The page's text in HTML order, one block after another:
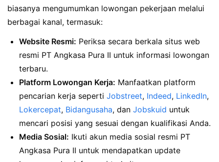
biasanya mengumumkan lowongan pekerjaan melalui
berbagai kanal, termasuk:
Website Resmi: Periksa secara berkala situs web
resmi PT Angkasa Pura II untuk informasi lowongan
terbaru.
Platform Lowongan Kerja: Manfaatkan platform
pencarian kerja seperti Jobstreet, Indeed, LinkedIn,
Lokercepat, Bidangusaha, dan Jobskuid untuk
mencari posisi yang sesuai dengan kualifikasi Anda.
Media Sosial: Ikuti akun media sosial resmi PT
Angkasa Pura II untuk mendapatkan update